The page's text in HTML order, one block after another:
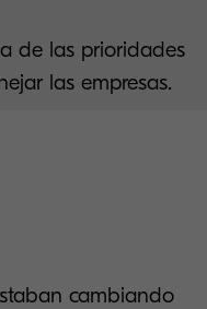
de las prioridades
las empresas.
cambiando